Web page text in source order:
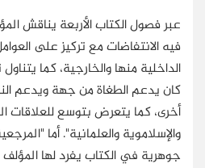
عبر فصول الكتاب الأربعة يناقش
فيه الانتفاضات مع تركيز على
الداخلية منها والخارجية، كما
كان يدعم الطغاة من جهة ويدعم
أخرى، كما يتعرض بتوسع للعلاقات
والإسلاموية والعلمانية". أما
جوهرية في الكتاب يفرد لها المؤلف